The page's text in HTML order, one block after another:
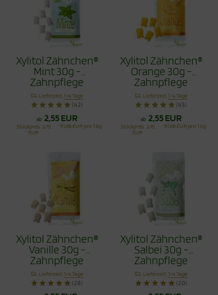
Xylitol Zähnchen®
Mint 30g -
Zahnpflege
Bonbons
Lieferzeit:1-4 Tage
(42)
ab 2,55 EUR
Stückpreis 2,75
EUR
91,66 EUR pro 1 kg
Xylitol Zähnchen®
Orange 30g -
Zahnpflege
Bonbons
Lieferzeit:1-4 Tage
(45)
ab 2,55 EUR
Stückpreis 2,75
EUR
91,66 EUR pro 1 kg
Xylitol Zähnchen®
Vanille 30g -
Zahnpflege
Bonbons
Lieferzeit:1-4 Tage
(28)
Xylitol Zähnchen®
Salbei 30g -
Zahnpflege
Bonbons
Lieferzeit:1-4 Tage
(20)